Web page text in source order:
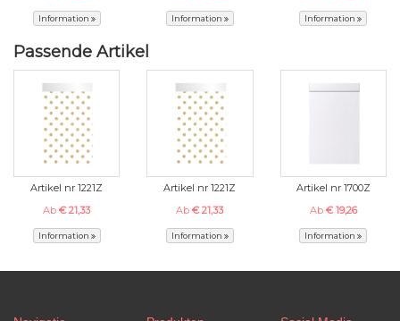
Information Information Information
Passende Artikel
Artikel nr 1221Z
Ab€ 21,33
Information
Artikel nr 1221Z
Ab€ 21,33
Information
Artikel nr 1700Z
Ab € 19,26
Information